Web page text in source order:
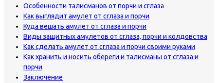
Особенности талисманов от порчи и сглаза
Как выглядит амулет от сглаза и порчи
Куда вешать амулет от сглаза и порчи
Виды защитных амулетов от сглаза, порчи и колдовства
Как сделать амулет от сглаза и порчи своими руками
Как хранить и носить обереги и талисманы от сглаза и
порчи
Заключение